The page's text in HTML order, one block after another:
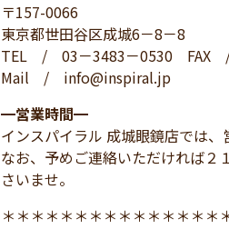
〒157-0066
東京都世田谷区成城6－8－8
TEL / 03－3483－0530 FAX
Mail / info@inspiral.jp
━営業時間━
インスパイラル 成城眼鏡店では、
なお、予めご連絡いただければ２
さいませ。
＊＊＊＊＊＊＊＊＊＊＊＊＊＊＊